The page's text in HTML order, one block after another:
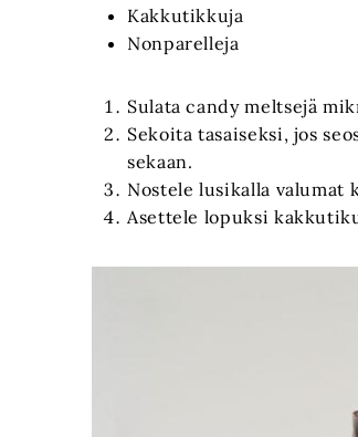
Kakkutikkuja
Nonparelleja
Sulata candy meltsejä
Sekoita tasaiseksi, jos
sekaan.
Nostele lusikalla
Asettele lopuksi